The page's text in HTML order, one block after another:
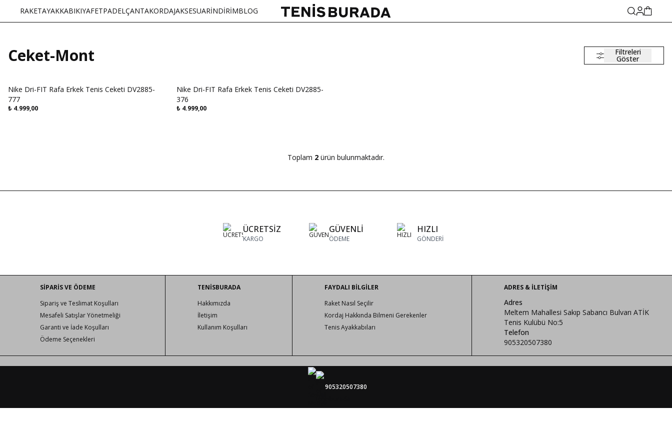
RAKETAYAKKABIKIYAFETPADELÇANTAKORDAJAKSESUARİNDİRİMBLOG
Ceket-Mont Filtreleri
Göster
Nike Dri-FIT Rafa Erkek Tenis Ceketi DV2885-
777
₺ 4.999,00
Nike Dri-FIT Rafa Erkek Tenis Ceketi DV2885-
376
₺ 4.999,00
Toplam 2 ürün bulunmaktadır.
ÜCRETSİZ
KARGO
GÜVENLİ
ÖDEME
HIZLI
GÖNDERİ
SİPARİS VE ÖDEME
Sipariş ve Teslimat Koşulları
Mesafeli Satışlar Yönetmeliği
Garanti ve İade Koşulları
Ödeme Seçenekleri
TENİSBURADA
Hakkımızda
İletişim
Kullanım Koşulları
FAYDALI BİLGİLER
Raket Nasıl Seçilir
Kordaj Hakkında Bilmeni Gerekenler
Tenis Ayakkabıları
ADRES & İLETIŞIM
Adres
Meltem Mahallesi Sakıp Sabancı Bulvarı ATİK
Tenis Kulübü No:5
Telefon
905320507380
tenisburada
905320507380